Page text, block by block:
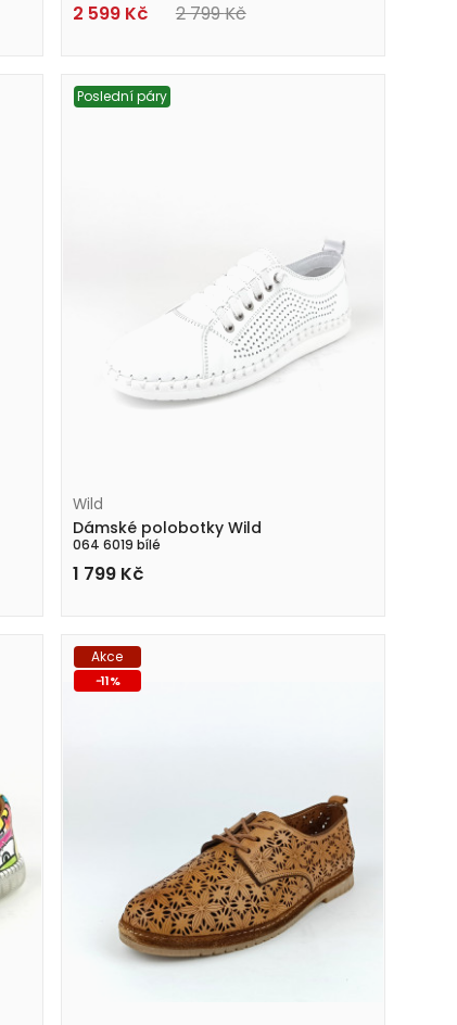
2 599 Kč 2 799Kč
Poslední páry
Wild
Dámské polobotky Wild
064 6019 bílé
1 799 Kč
Akce
-11%